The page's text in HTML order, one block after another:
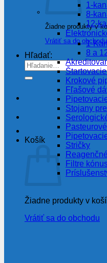
Žiadne produkty v
Vrátiť sa do obchodu
Hľadať:
Košík
Žiadne produkty v
Vrátiť sa do obchodu
1-
8-
12-
1-
8 a
Krokové
Fľašové
Stojany
Stričky
Filtre